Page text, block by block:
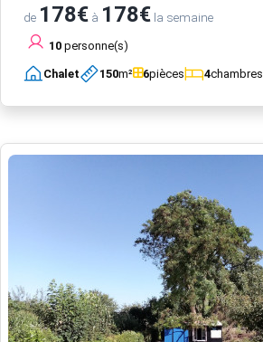
de 178€ à 178€ la semaine
10 personne(s)
Chalet 150m² 6pièces 4chambres